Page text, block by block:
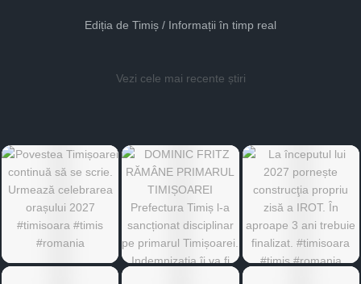
Ediția de Timiș / Informații în timp real
Vezi cele mai recente știri